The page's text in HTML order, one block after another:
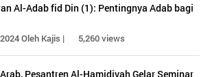
Al-Adab fid Din (1): Pentingnya Adab bagi
Oleh Kajis | 5,260 views
Pesantren Al-Hamidiyah Gelar Seminar